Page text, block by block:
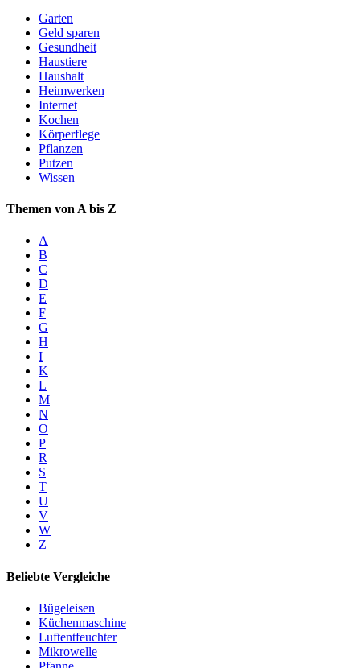
Garten
Geld sparen
Gesundheit
Haustiere
Haushalt
Heimwerken
Internet
Kochen
Körperflege
Pflanzen
Putzen
Wissen
Themen von A bis Z
A
B
C
D
E
F
G
H
I
K
L
M
N
O
P
R
S
T
U
V
W
Z
Beliebte Vergleiche
Bügeleisen
Küchenmaschine
Luftentfeuchter
Mikrowelle